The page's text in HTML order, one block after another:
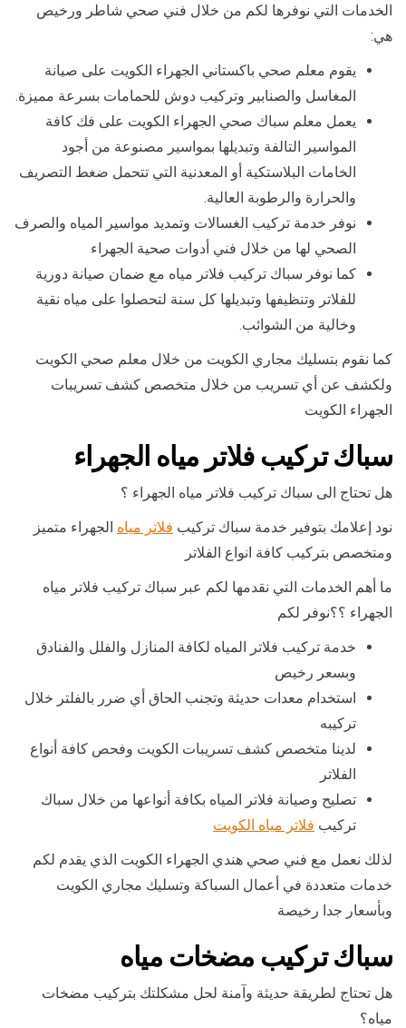
الخدمات التي نوفرها لكم من خلال فني صحي شاطر ورخيص
هي:
يقوم معلم صحي باكستاني الجهراء الكويت على صيانة
المغاسل والصنابير وتركيب دوش للحمامات بسرعة مميزة.
يعمل معلم سباك صحي الجهراء الكويت على فك كافة
المواسير التالفة وتبديلها بمواسير مصنوعة من أجود
الخامات البلاستكية أو المعدنية التي تتحمل ضغط التصريف
والحرارة والرطوبة العالية.
نوفر خدمة تركيب الغسالات وتمديد مواسير المياه والصرف
الصحي لها من خلال فني أدوات صحية الجهراء
كما نوفر سباك تركيب فلاتر مياه مع ضمان صيانة دورية
للفلاتر وتنظيفها وتبديلها كل سنة لتحصلوا على مياه نقية
وخالية من الشوائب.
كما نقوم بتسليك مجاري الكويت من خلال معلم صحي الكويت
ولكشف عن أي تسريب من خلال متخصص كشف تسريبات
الجهراء الكويت
سباك تركيب فلاتر مياه الجهراء
هل تحتاج الى سباك تركيب فلاتر مياه الجهراء ؟
نود إعلامك بتوفير خدمة سباك تركيب فلاتر مياه الجهراء متميز
ومتخصص بتركيب كافة انواع الفلاتر
ما أهم الخدمات التي نقدمها لكم عبر سباك تركيب فلاتر مياه
الجهراء ؟؟نوفر لكم
خدمة تركيب فلاتر المياه لكافة المنازل والفلل والفنادق
وبسعر رخيص
استخدام معدات حديثة وتجنب الحاق أي ضرر بالفلتر خلال
تركيبه
لدينا متخصص كشف تسريبات الكويت وفحص كافة أنواع
الفلاتر
تصليح وصيانة فلاتر المياه بكافة أنواعها من خلال سباك
تركيب فلاتر مياه الكويت
لذلك نعمل مع فني صحي هندي الجهراء الكويت الذي يقدم لكم
خدمات متعددة في أعمال السباكة وتسليك مجاري الكويت
وبأسعار جدا رخيصة
سباك تركيب مضخات مياه
هل تحتاج لطريقة حديثة وآمنة لحل مشكلتك بتركيب مضخات
مياه؟